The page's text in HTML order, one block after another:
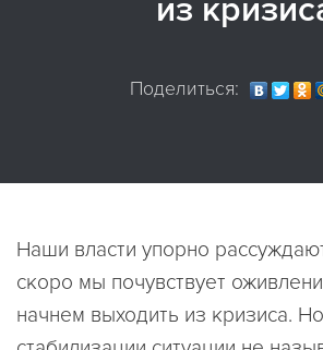
из
Поделиться:
Наши власти упорно
скоро мы почувствует
начнем выходить из кризиса.